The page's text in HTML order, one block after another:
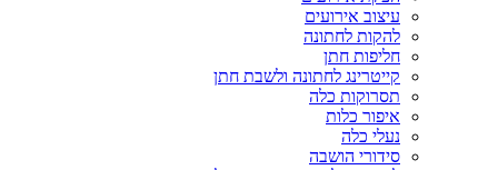
עיצוב אירועים
להקות לחתונה
חליפות חתן
קייטרינג לחתונה ולשבת חתן
תסרוקות כלה
איפור כלות
נעלי כלה
סידורי הושבה